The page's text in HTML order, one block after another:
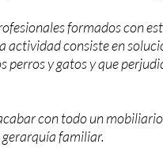
formados con
actividad consiste en
y gatos y que
con todo un
familiar.